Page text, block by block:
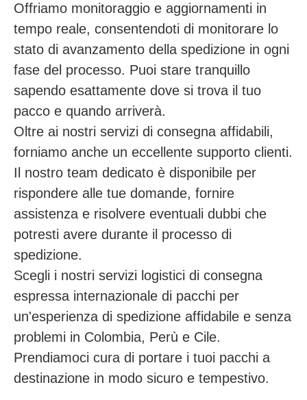
Offriamo monitoraggio e aggiornamenti in
tempo reale, consentendoti di monitorare lo
stato di avanzamento della spedizione in ogni
fase del processo. Puoi stare tranquillo
sapendo esattamente dove si trova il tuo
pacco e quando arriverà.
Oltre ai nostri servizi di consegna affidabili,
forniamo anche un eccellente supporto clienti.
Il nostro team dedicato è disponibile per
rispondere alle tue domande, fornire
assistenza e risolvere eventuali dubbi che
potresti avere durante il processo di
spedizione.
Scegli i nostri servizi logistici di consegna
espressa internazionale di pacchi per
un'esperienza di spedizione affidabile e senza
problemi in Colombia, Perù e Cile.
Prendiamoci cura di portare i tuoi pacchi a
destinazione in modo sicuro e tempestivo.